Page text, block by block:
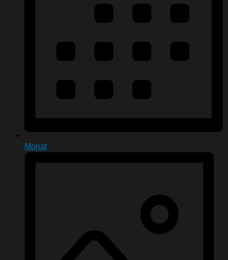
Monat